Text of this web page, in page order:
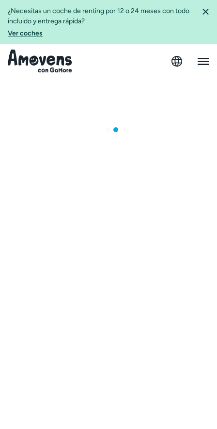
¿Necesitas un coche de renting por 12 o 24 meses con todo
incluido y entrega rápida?
Ver coches